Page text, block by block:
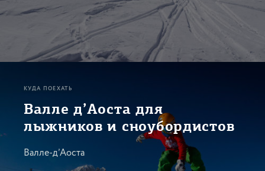
КУДА ПОЕХАТЬ
Валле д’Аоста для
лыжников и сноубордистов
Валле-д’Аоста